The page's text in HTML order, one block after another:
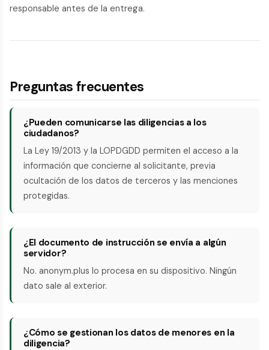
responsable antes de la entrega.
Preguntas frecuentes
¿Pueden comunicarse las diligencias a los
ciudadanos?
La Ley 19/2013 y la LOPDGDD permiten el acceso a la
información que concierne al solicitante, previa
ocultación de los datos de terceros y las menciones
protegidas.
¿El documento de instrucción se envía a algún
servidor?
No. anonym.plus lo procesa en su dispositivo. Ningún
dato sale al exterior.
¿Cómo se gestionan los datos de menores en la
diligencia?